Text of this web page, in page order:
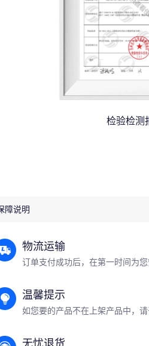
检验检测
障说明
物流运输
订单支付成功后，在第一时间为
温馨提示
如您要的产品不在上架产品中，
无忧退货